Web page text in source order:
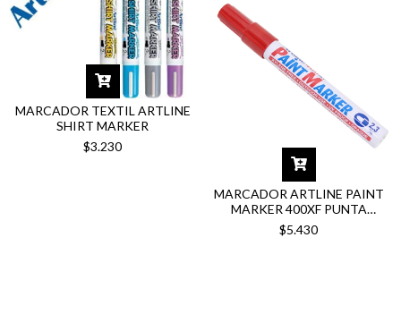
MARCADOR TEXTIL ARTLINE
SHIRT MARKER
$3.230
MARCADOR ARTLINE PAINT
MARKER 400XF PUNTA
REDONDA 2.3MM
$5.430